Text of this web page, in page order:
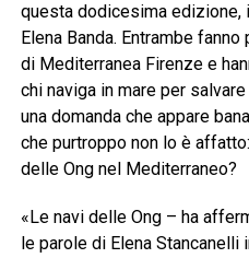
questa dodicesima edizione,
Elena Banda. Entrambe
di Mediterranea Firenze e
chi naviga in mare per
una domanda che appare
che purtroppo non lo è
delle Ong nel Mediterraneo?
«Le navi delle Ong – ha
le parole di Elena Stancanelli